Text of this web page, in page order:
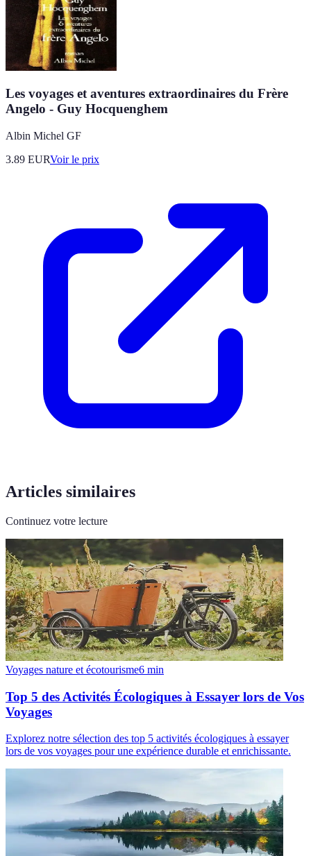
Les voyages et aventures extraordinaires du Frère
Angelo - Guy Hocquenghem
Albin Michel GF
3.89 EURVoir le prix
Articles similaires
Continuez votre lecture
Voyages nature et écotourisme6 min
Top 5 des Activités Écologiques à Essayer lors de Vos
Voyages
Explorez notre sélection des top 5 activités écologiques à essayer
lors de vos voyages pour une expérience durable et enrichissante.